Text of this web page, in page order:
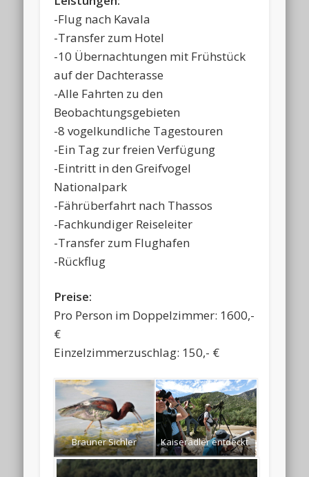
-Flug nach Kavala
-Transfer zum Hotel
-10 Übernachtungen mit Frühstück
auf der Dachterasse
-Alle Fahrten zu den
Beobachtungsgebieten
-8 vogelkundliche Tagestouren
-Ein Tag zur freien Verfügung
-Eintritt in den Greifvogel
Nationalpark
-Fährüberfahrt nach Thassos
-Fachkundiger Reiseleiter
-Transfer zum Flughafen
-Rückflug
Preise:
Pro Person im Doppelzimmer: 1600,-
€
Einzelzimmerzuschlag: 150,- €
Brauner Sichler Kaiseradler entdeckt